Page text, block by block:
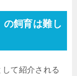
の飼育は難し
て紹介される